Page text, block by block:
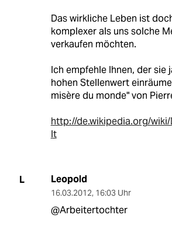
Das wirkliche Leben ist
komplexer als uns solche
verkaufen möchten.
Ich empfehle Ihnen, der sie
hohen Stellenwert
misère du monde" von
http://de.wikipedia.org/wiki/
lt
L Leopold
16.03.2012, 16:03 Uhr
@Arbeitertochter